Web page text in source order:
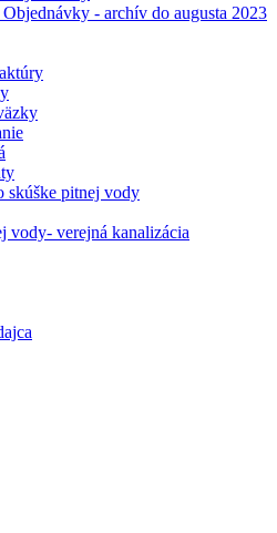
- archív do augusta 2023
skúške pitnej vody
vody- verejná kanalizácia